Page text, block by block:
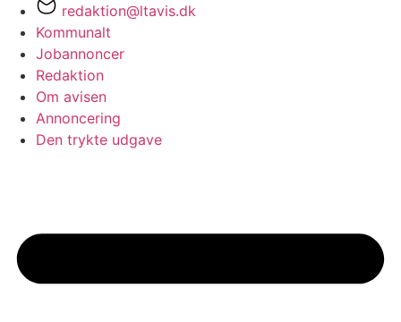
redaktion@ltavis.dk
Kommunalt
Jobannoncer
Redaktion
Om avisen
Annoncering
Den trykte udgave